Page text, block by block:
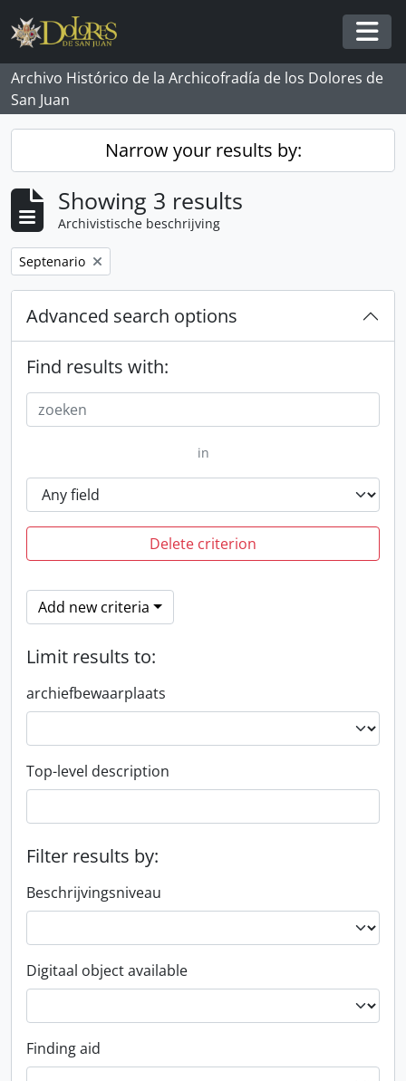
Skip to main content
Archivo Histórico de la Archicofradía de los Dolores de
San Juan
Narrow your results by:
Showing 3 results
Archivistische beschrijving
Remove filter:
Septenario
Advanced search options
Find results with:
in
Delete criterion
Add new criteria
Limit results to:
archiefbewaarplaats
Top-level description
Filter results by:
Beschrijvingsniveau
Digitaal object available
Finding aid